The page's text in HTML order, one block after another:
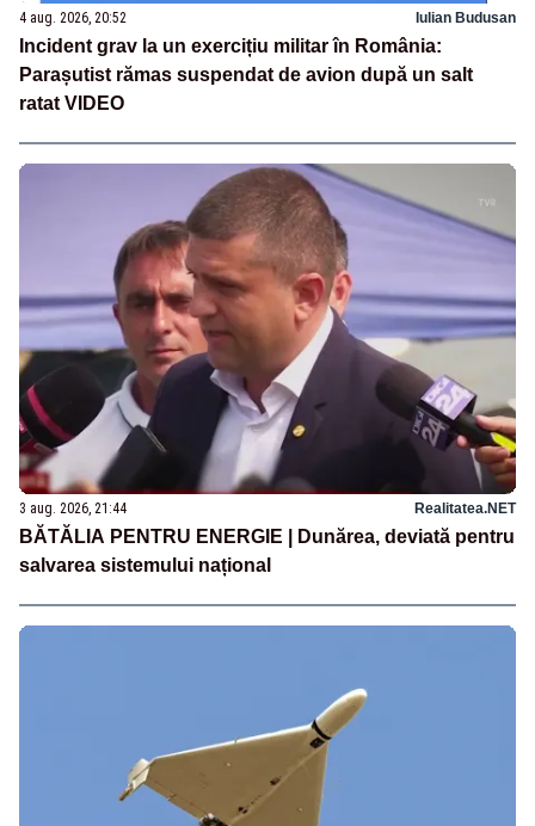
4 aug. 2026, 20:52 Iulian Budusan
Incident grav la un exercițiu militar în România:
Parașutist rămas suspendat de avion după un salt
ratat VIDEO
3 aug. 2026, 21:44 Realitatea.NET
BĂTĂLIA PENTRU ENERGIE | Dunărea, deviată pentru
salvarea sistemului național